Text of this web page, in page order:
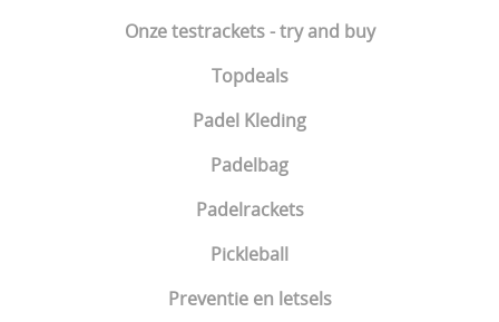
Onze testrackets - try and buy
Topdeals
Padel Kleding
Padelbag
Padelrackets
Pickleball
Preventie en letsels